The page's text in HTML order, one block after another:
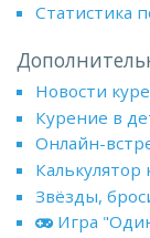
Статистика
Новости
Курение в
Онлайн-
Звёзды,
Игра